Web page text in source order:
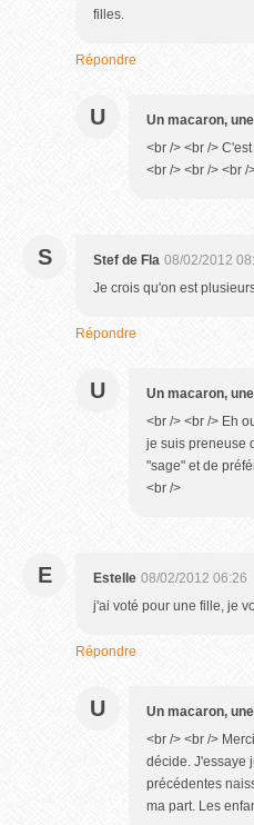
filles.
Répondre
U Un macaron,
<br /> <br />
<br /> <br /> <br /
S Stef de Fla 08/02/2012
Je crois qu'on est
Répondre
U Un macaron,
<br /> <br /> Eh
je suis preneuse
"sage" et de
<br />
E Estelle 08/02/2012 06:26
j'ai voté pour une fille, je
Répondre
U Un macaron,
<br /> <br />
décide. J'essaye
précédentes
ma part. Les